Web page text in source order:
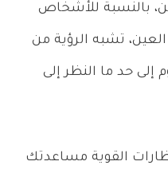
بالنسبة للأشخاص
تشبه الرؤية من
إلى حد ما النظر إلى
القوية مساعدتك